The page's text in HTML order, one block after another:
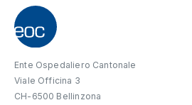
Ente Ospedaliero Cantonale
Viale Officina 3
CH-6500 Bellinzona